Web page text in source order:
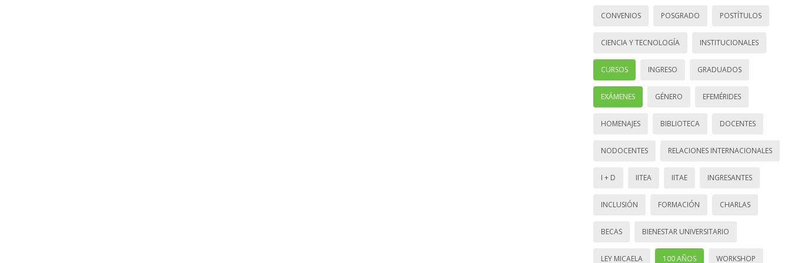
CONVENIOS POSGRADO POSTÍTULOS
CIENCIA Y TECNOLOGÍA INSTITUCIONALES
CURSOS INGRESO GRADUADOS
EXÁMENES GÉNERO EFEMÉRIDES
HOMENAJES BIBLIOTECA DOCENTES
NODOCENTES RELACIONES INTERNACIONALES
I + D IITEA IITAE INGRESANTES
INCLUSIÓN FORMACIÓN CHARLAS
BECAS BIENESTAR UNIVERSITARIO
LEY MICAELA 100 AÑOS WORKSHOP